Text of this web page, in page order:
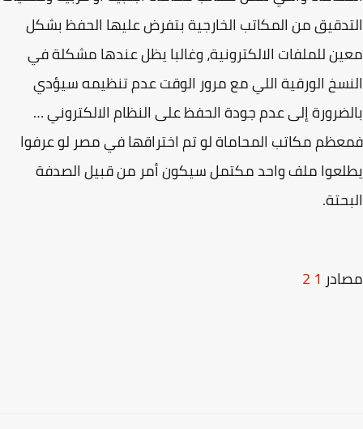
من المكاتب الخارجية بتفرض عليها الحفظ بشكل
للملفات الالكترونية، وغالبا يظل عندها مشكلة في
الورقية اللي مع مرور الوقت عدم تنظيمه سيؤدي
إلى عدم جودة الحفظ على النظام الالكتروني …
مكاتب المحاماة لو تم اختراقها في مصر لو عرفوا
ملف واحد مكتمل سيكون أمر من قبيل الصدفة
1
2